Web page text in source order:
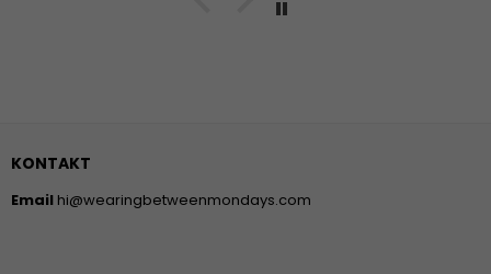
KONTAKT
Email hi@wearingbetweenmondays.com